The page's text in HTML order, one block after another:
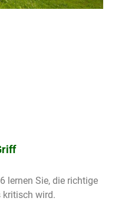
lernen Sie, die richtige
kritisch wird.